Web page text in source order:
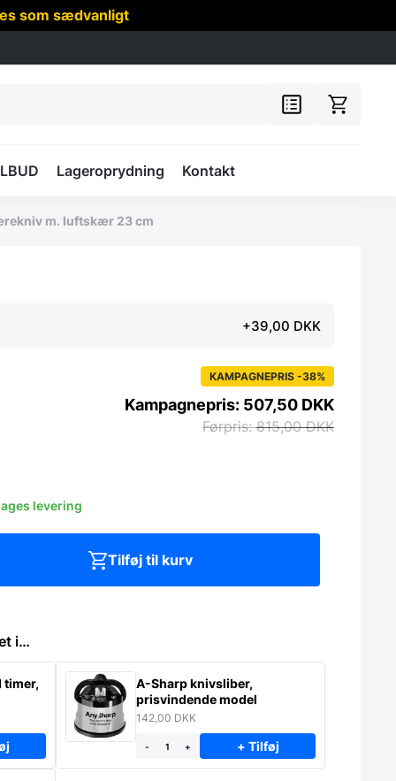
som sædvanligt
Lageroprydning Kontakt
m. luftskær 23 cm
+39,00 DKK
KAMPAGNEPRIS -38%
815,00DKK
507,50 DKK
levering
Tilføj til kurv
i…
timer,
A-Sharp knivsliber,
prisvindende model
142,00 DKK
- + + Tilføj